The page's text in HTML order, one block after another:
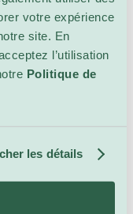
votre expérience
site. En
l’utilisation
Politique de
les détails
les sons de
humaines et
Le projet
et des
avec
et Yvonne